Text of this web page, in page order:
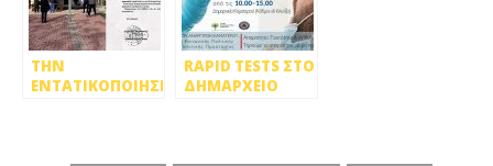
ΤΗΝ
ΕΝΤΑΤΙΚΟΠΟΙΗΣΗ
RAPID TESTS ΣΤΟ
ΔΗΜΑΡΧΕΙΟ